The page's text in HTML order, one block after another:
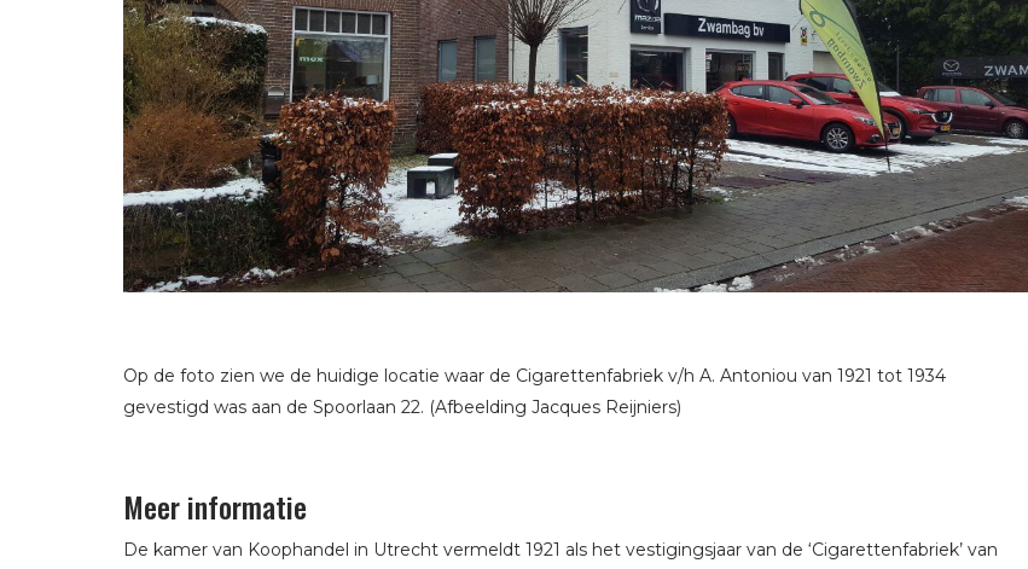
Op de foto zien we de huidige locatie waar de Cigarettenfabriek v/h A. Antoniou van 1921 tot 1934
gevestigd was aan de Spoorlaan 22. (Afbeelding Jacques Reijniers)
Meer informatie
De kamer van Koophandel in Utrecht vermeldt 1921 als het vestigingsjaar van de ‘Cigarettenfabriek’ van